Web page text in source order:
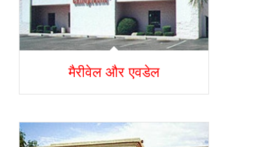
मैरीवेल और एवडेल